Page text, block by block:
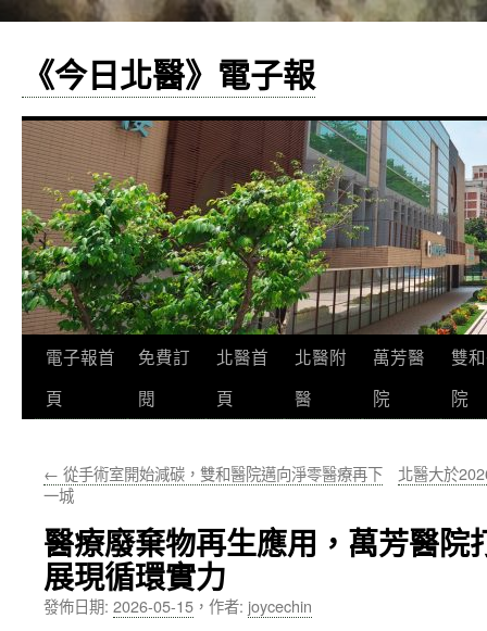
《今日北醫》電子報
跳
至
要
容
電子報首
頁
免費訂
閱
北醫首
頁
北醫附
醫
萬芳醫
院
雙
院
← 從手術室開始減碳，雙和醫院邁向淨零醫療再下
一城
北醫大於
醫療廢棄物再生應用，萬芳醫院
展現循環實力
發佈日期: 2026-05-15 ， 作者: joycechin